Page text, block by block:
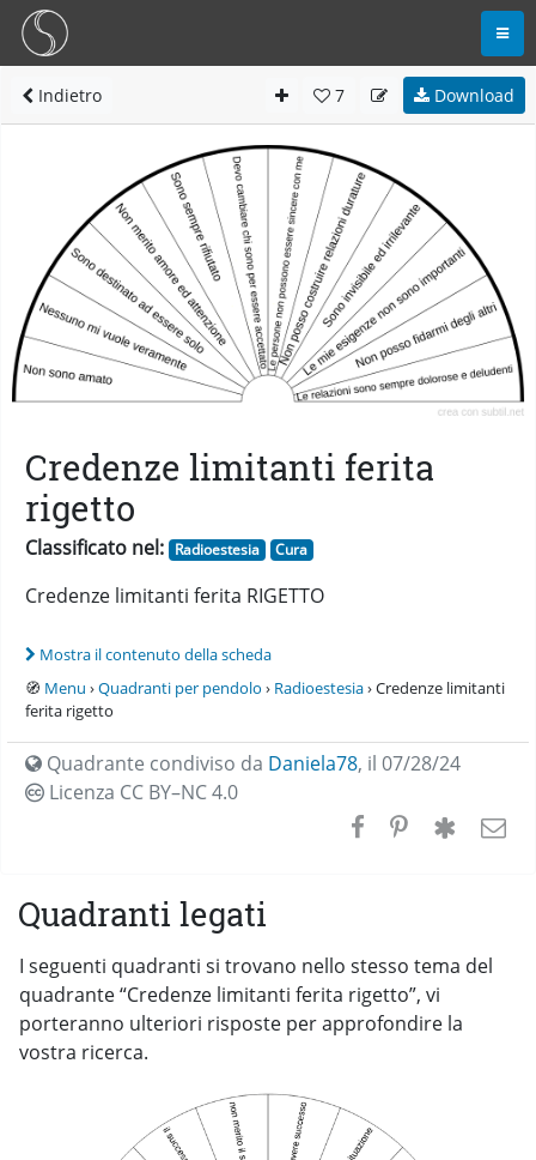
Indietro 7 Download
Credenze limitanti ferita
rigetto
Classificato nel: Radioestesia Cura
Credenze limitanti ferita RIGETTO
Mostra il contenuto della scheda
🧭 Menu ›Quadranti per pendolo › Radioestesia› Credenze limitanti
ferita rigetto
Quadrante condiviso da Daniela78, il 07/28/24
Licenza CC BY–NC 4.0
Quadranti legati
I seguenti quadranti si trovano nello stesso tema del
quadrante “Credenze limitanti ferita rigetto”, vi
porteranno ulteriori risposte per approfondire la
vostra ricerca.